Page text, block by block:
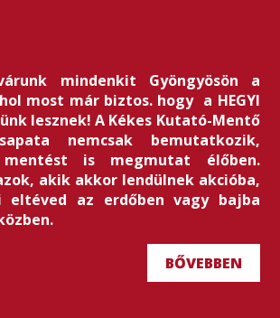
mindenkit Gyöngyösön a
most már biztos. hogy a HEGYI
lesznek! A Kékes Kutató-Mentő
nemcsak bemutatkozik,
is megmutat élőben.
akik akkor lendülnek akcióba,
eltéved az erdőben vagy bajba
BŐVEBBEN